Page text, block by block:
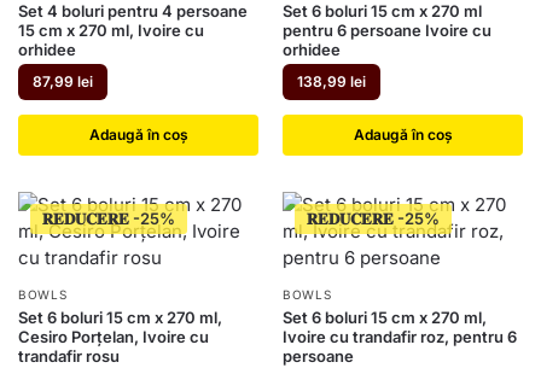
Set 4 boluri pentru 4 persoane
15 cm x 270 ml, Ivoire cu
orhidee
87,99 lei
Adaugă în coș
Set 6 boluri 15 cm x 270 ml
pentru 6 persoane Ivoire cu
orhidee
138,99 lei
Adaugă în coș
𝐑𝐄𝐃𝐔𝐂𝐄𝐑𝐄
BOWLS
Set 6 boluri 15 cm x 270 ml,
Cesiro Porțelan, Ivoire cu
trandafir rosu
𝐑𝐄𝐃𝐔𝐂𝐄𝐑𝐄
BOWLS
Set 6 boluri 15 cm x 270 ml,
Ivoire cu trandafir roz, pentru 6
persoane